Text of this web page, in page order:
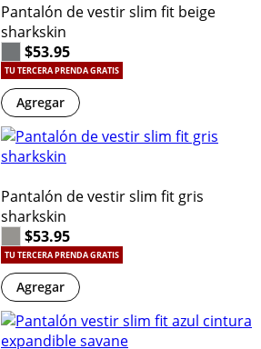
Pantalón de vestir slim fit beige
sharkskin
$53.95
TU TERCERA PRENDA GRATIS
Agregar
Pantalón de vestir slim fit gris
sharkskin
$53.95
TU TERCERA PRENDA GRATIS
Agregar